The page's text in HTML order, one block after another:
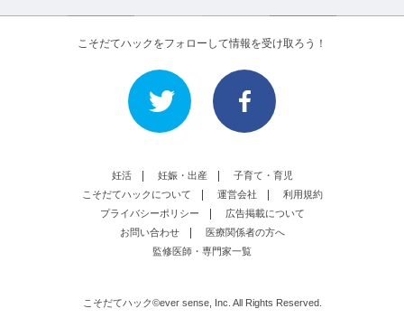
こそだてハックをフォローして情報を受け取ろう！
妊活 妊娠・出産
子育て・育児
こそだてハックについて
運営会社
利用規約
プライバシーポリシー
広告掲載について
お問い合わせ
医療関係者の方へ
監修医師・専門家一覧
こそだてハック©ever sense, Inc. All Rights Reserved.